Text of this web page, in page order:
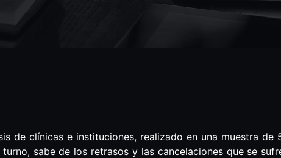
de clínicas e instituciones, realizado en una muestra de
sabe de los retrasos y las cancelaciones que se